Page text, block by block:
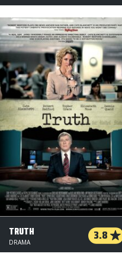
TRUTH 3.8
DRAMA